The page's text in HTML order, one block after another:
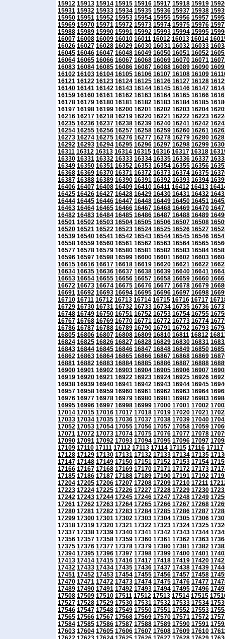
15912 15913 15914 15915 15916 15917 15918 15919
15931 15932 15933 15934 15935 15936 15937 15938
15950 15951 15952 15953 15954 15955 15956 15957
15969 15970 15971 15972 15973 15974 15975 15976
15988 15989 15990 15991 15992 15993 15994 15995
16007 16008 16009 16010 16011 16012 16013 16014
16026 16027 16028 16029 16030 16031 16032 16033
16045 16046 16047 16048 16049 16050 16051 16052
16064 16065 16066 16067 16068 16069 16070 16071
16083 16084 16085 16086 16087 16088 16089 16090
16102 16103 16104 16105 16106 16107 16108 16109
16121 16122 16123 16124 16125 16126 16127 16128
16140 16141 16142 16143 16144 16145 16146 16147
16159 16160 16161 16162 16163 16164 16165 16166
16178 16179 16180 16181 16182 16183 16184 16185
16197 16198 16199 16200 16201 16202 16203 16204
16216 16217 16218 16219 16220 16221 16222 16223
16235 16236 16237 16238 16239 16240 16241 16242
16254 16255 16256 16257 16258 16259 16260 16261
16273 16274 16275 16276 16277 16278 16279 16280
16292 16293 16294 16295 16296 16297 16298 16299
16311 16312 16313 16314 16315 16316 16317 16318
16330 16331 16332 16333 16334 16335 16336 16337
16349 16350 16351 16352 16353 16354 16355 16356
16368 16369 16370 16371 16372 16373 16374 16375
16387 16388 16389 16390 16391 16392 16393 16394
16406 16407 16408 16409 16410 16411 16412 16413
16425 16426 16427 16428 16429 16430 16431 16432
16444 16445 16446 16447 16448 16449 16450 16451
16463 16464 16465 16466 16467 16468 16469 16470
16482 16483 16484 16485 16486 16487 16488 16489
16501 16502 16503 16504 16505 16506 16507 16508
16520 16521 16522 16523 16524 16525 16526 16527
16539 16540 16541 16542 16543 16544 16545 16546
16558 16559 16560 16561 16562 16563 16564 16565
16577 16578 16579 16580 16581 16582 16583 16584
16596 16597 16598 16599 16600 16601 16602 16603
16615 16616 16617 16618 16619 16620 16621 16622
16634 16635 16636 16637 16638 16639 16640 16641
16653 16654 16655 16656 16657 16658 16659 16660
16672 16673 16674 16675 16676 16677 16678 16679
16691 16692 16693 16694 16695 16696 16697 16698
16710 16711 16712 16713 16714 16715 16716 16717
16729 16730 16731 16732 16733 16734 16735 16736
16748 16749 16750 16751 16752 16753 16754 16755
16767 16768 16769 16770 16771 16772 16773 16774
16786 16787 16788 16789 16790 16791 16792 16793
16805 16806 16807 16808 16809 16810 16811 16812
16824 16825 16826 16827 16828 16829 16830 16831
16843 16844 16845 16846 16847 16848 16849 16850
16862 16863 16864 16865 16866 16867 16868 16869
16881 16882 16883 16884 16885 16886 16887 16888
16900 16901 16902 16903 16904 16905 16906 16907
16919 16920 16921 16922 16923 16924 16925 16926
16938 16939 16940 16941 16942 16943 16944 16945
16957 16958 16959 16960 16961 16962 16963 16964
16976 16977 16978 16979 16980 16981 16982 16983
16995 16996 16997 16998 16999 17000 17001 17002
17014 17015 17016 17017 17018 17019 17020 17021
17033 17034 17035 17036 17037 17038 17039 17040
17052 17053 17054 17055 17056 17057 17058 17059
17071 17072 17073 17074 17075 17076 17077 17078
17090 17091 17092 17093 17094 17095 17096 17097
17109 17110 17111 17112 17113 17114 17115 17116 17117
17128 17129 17130 17131 17132 17133 17134 17135
17147 17148 17149 17150 17151 17152 17153 17154
17166 17167 17168 17169 17170 17171 17172 17173
17185 17186 17187 17188 17189 17190 17191 17192
17204 17205 17206 17207 17208 17209 17210 17211
17223 17224 17225 17226 17227 17228 17229 17230
17242 17243 17244 17245 17246 17247 17248 17249
17261 17262 17263 17264 17265 17266 17267 17268
17280 17281 17282 17283 17284 17285 17286 17287
17299 17300 17301 17302 17303 17304 17305 17306
17318 17319 17320 17321 17322 17323 17324 17325
17337 17338 17339 17340 17341 17342 17343 17344
17356 17357 17358 17359 17360 17361 17362 17363
17375 17376 17377 17378 17379 17380 17381 17382
17394 17395 17396 17397 17398 17399 17400 17401
17413 17414 17415 17416 17417 17418 17419 17420
17432 17433 17434 17435 17436 17437 17438 17439
17451 17452 17453 17454 17455 17456 17457 17458
17470 17471 17472 17473 17474 17475 17476 17477
17489 17490 17491 17492 17493 17494 17495 17496
17508 17509 17510 17511 17512 17513 17514 17515
17527 17528 17529 17530 17531 17532 17533 17534
17546 17547 17548 17549 17550 17551 17552 17553
17565 17566 17567 17568 17569 17570 17571 17572
17584 17585 17586 17587 17588 17589 17590 17591
17603 17604 17605 17606 17607 17608 17609 17610